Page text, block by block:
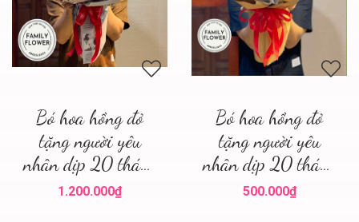
Bó hoa hồng đỏ
tặng người yêu
nhân dịp 20 tháng
10! Hoa hồng đỏ Hà
1.200.000₫
Bó hoa hồng đỏ
tặng người yêu
nhân dịp 20 tháng
500.000₫